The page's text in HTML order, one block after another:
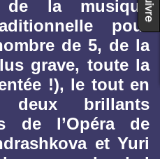
de la musique
pour
de 5, de la
grave, toute la
!), le tout en
deux brillants
de l’Opéra de
et Yuri